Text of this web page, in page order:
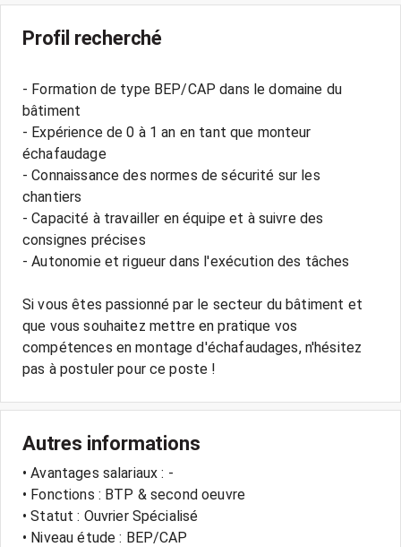
Profil recherché
- Formation de type BEP/CAP dans le domaine du
bâtiment
- Expérience de 0 à 1 an en tant que monteur
échafaudage
- Connaissance des normes de sécurité sur les
chantiers
- Capacité à travailler en équipe et à suivre des
consignes précises
- Autonomie et rigueur dans l'exécution des tâches
Si vous êtes passionné par le secteur du bâtiment et
que vous souhaitez mettre en pratique vos
compétences en montage d'échafaudages, n'hésitez
Autres informations
• Avantages salariaux : -
• Fonctions : BTP & second oeuvre
• Statut : Ouvrier Spécialisé
• Niveau étude : BEP/CAP